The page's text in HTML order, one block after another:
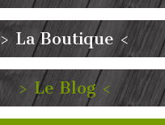
> La Boutique <
> Le Blog <